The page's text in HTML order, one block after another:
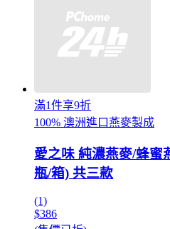
滿1件享9折
100% 澳洲進口燕麥製成
愛之味 純濃燕麥/蜂蜜
瓶/箱) 共三款
(1)
$386